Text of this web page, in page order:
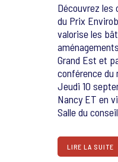
Découvrez les
du Prix
valorise les
Grand Est et
conférence du
Jeudi 10
Nancy ET en
Salle du
LIRE LA SUITE